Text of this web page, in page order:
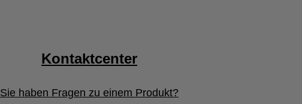
Kontaktcenter
Sie haben Fragen zu einem Produkt?